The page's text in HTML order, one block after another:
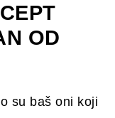
OD
su baš oni koji